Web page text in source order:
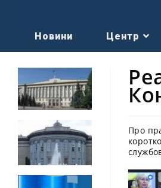
Новини Центр
Про